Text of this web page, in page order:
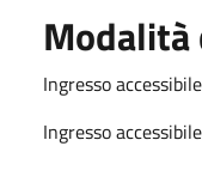
Modalità
Ingresso
Ingresso